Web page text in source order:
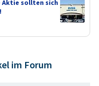
Aktie sollten sich
im Forum